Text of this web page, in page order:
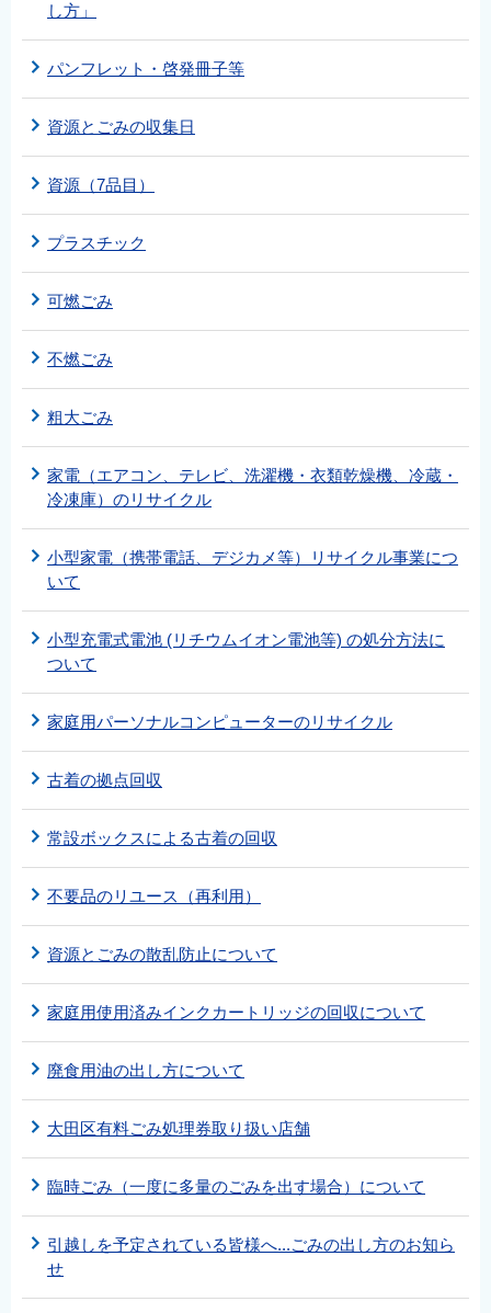
し方」
パンフレット・啓発冊子等
資源とごみの収集日
資源（7品目）
プラスチック
可燃ごみ
不燃ごみ
粗大ごみ
家電（エアコン、テレビ、洗濯機・衣類乾燥機、冷蔵・
冷凍庫）のリサイクル
小型家電（携帯電話、デジカメ等）リサイクル事業につ
いて
小型充電式電池 (リチウムイオン電池等) の処分方法に
ついて
家庭用パーソナルコンピューターのリサイクル
古着の拠点回収
常設ボックスによる古着の回収
不要品のリユース（再利用）
資源とごみの散乱防止について
家庭用使用済みインクカートリッジの回収について
廃食用油の出し方について
大田区有料ごみ処理券取り扱い店舗
臨時ごみ（一度に多量のごみを出す場合）について
引越しを予定されている皆様へ...ごみの出し方のお知ら
せ